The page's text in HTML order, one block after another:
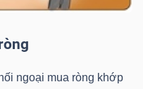
ngoại mua ròng khớp